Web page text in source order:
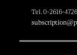
Tel. 0-2616-4726